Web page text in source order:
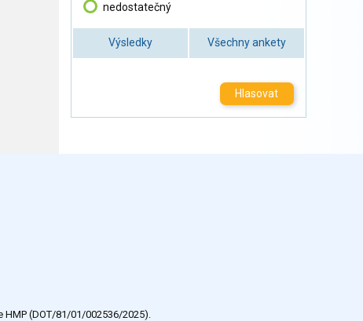
nedostatečný
Výsledky Všechny ankety
Hlasovat
(DOT/81/01/002536/2025).